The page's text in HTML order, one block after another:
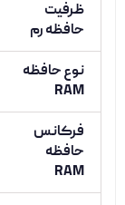
ظرفیت
حافظه رم
نوع حافظه
RAM
فرکانس
حافظه
RAM